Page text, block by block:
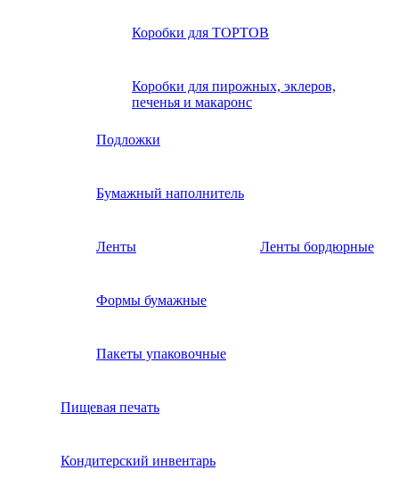
Коробки для ТОРТОВ
Коробки для пирожных, эклеров,
печенья и макаронс
Подложки
Бумажный наполнитель
Ленты Ленты бордюрные
Формы бумажные
Пакеты упаковочные
Пищевая печать
Кондитерский инвентарь